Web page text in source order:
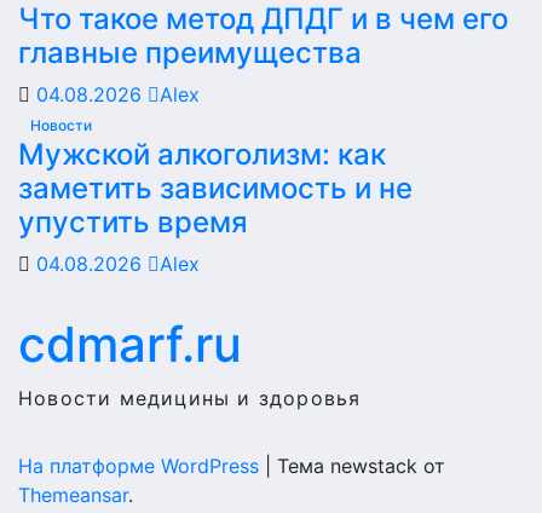
Что такое метод ДПДГ и в чем его
главные преимущества
04.08.2026 Alex
Новости
Мужской алкоголизм: как
заметить зависимость и не
упустить время
04.08.2026 Alex
cdmarf.ru
Новости медицины и здоровья
На платформе WordPress
Тема newstack от
Themeansar.